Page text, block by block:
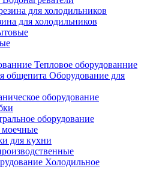
для холодильников
Тепловое оборудованние
Оборудование для
оборудование
оборудование
для кухни
Холодильное